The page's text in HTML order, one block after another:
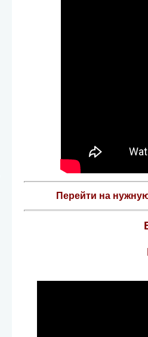
Перейти на